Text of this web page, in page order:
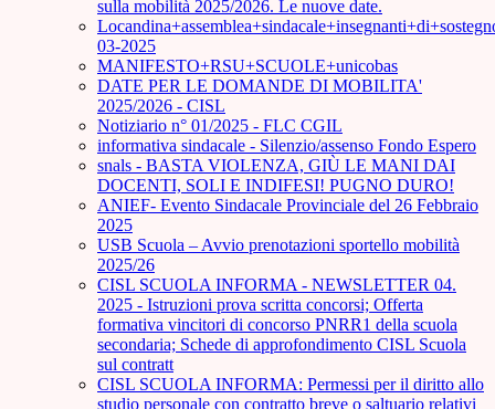
sulla mobilità 2025/2026. Le nuove date.
03-2025
MANIFESTO+RSU+SCUOLE+unicobas
DATE PER LE DOMANDE DI MOBILITA'
2025/2026 - CISL
Notiziario n° 01/2025 - FLC CGIL
informativa sindacale - Silenzio/assenso Fondo Espero
snals - BASTA VIOLENZA, GIÙ LE MANI DAI
DOCENTI, SOLI E INDIFESI! PUGNO DURO!
ANIEF- Evento Sindacale Provinciale del 26 Febbraio
2025
USB Scuola – Avvio prenotazioni sportello mobilità
2025/26
CISL SCUOLA INFORMA - NEWSLETTER 04.
2025 - Istruzioni prova scritta concorsi; Offerta
formativa vincitori di concorso PNRR1 della scuola
secondaria; Schede di approfondimento CISL Scuola
sul contratt
CISL SCUOLA INFORMA: Permessi per il diritto allo
studio personale con contratto breve o saltuario relativi